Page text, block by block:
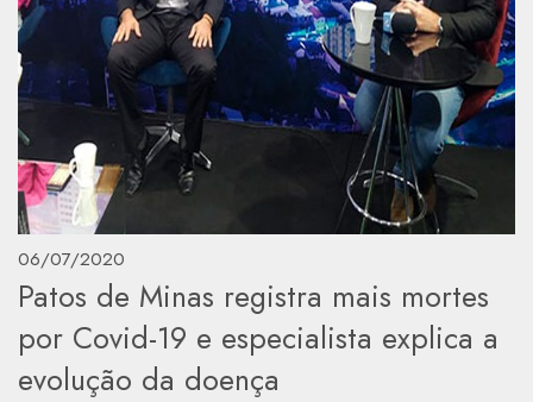
06/07/2020
Patos de Minas registra mais mortes
por Covid-19 e especialista explica a
evolução da doença